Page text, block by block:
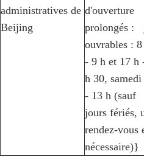
administratives de
Beijing
d'ouverture
prolongés :
ouvrables :
- 9 h et 17 h
h 30,
- 13 h (sauf
jours fériés,
rendez-vous
nécessaire)}